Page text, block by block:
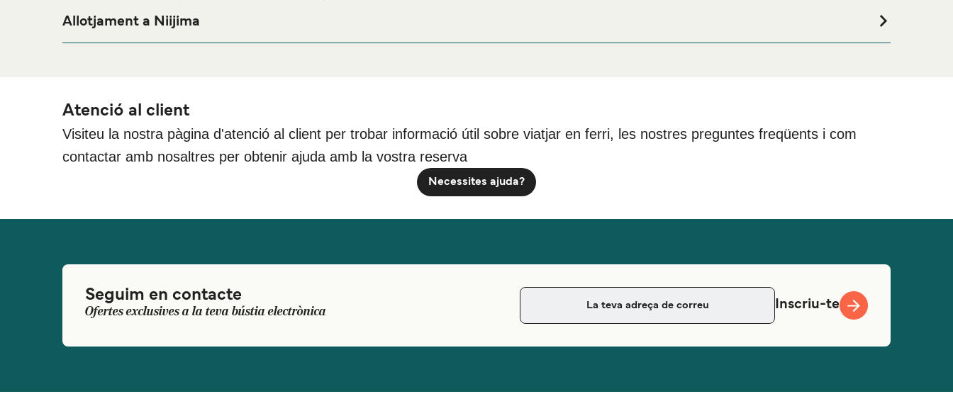
Allotjament a Niijima
Atenció al client
Visiteu la nostra pàgina d'atenció al client per trobar informació útil sobre viatjar en ferri, les nostres preguntes freqüents i com
contactar amb nosaltres per obtenir ajuda amb la vostra reserva
Necessites ajuda?
Seguim en contacte
Ofertes exclusives a la teva bústia electrònica Inscriu-te